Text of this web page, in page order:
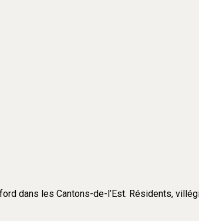
dans les Cantons-de-l’Est. Résidents,